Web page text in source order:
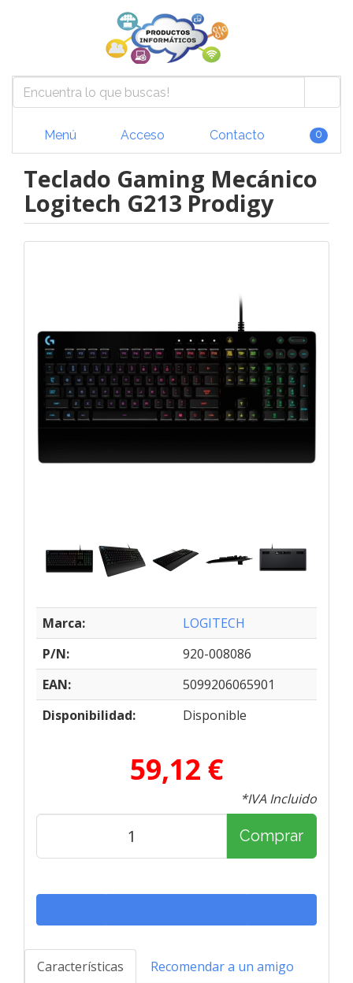
Menú Acceso Contacto 0
Teclado Gaming Mecánico
Logitech G213 Prodigy
Marca:
LOGITECH
P/N:
920-008086
EAN:
5099206065901
Disponibilidad:
Disponible
59,12 €
*IVA Incluido
Comprar
Características Recomendar a un amigo